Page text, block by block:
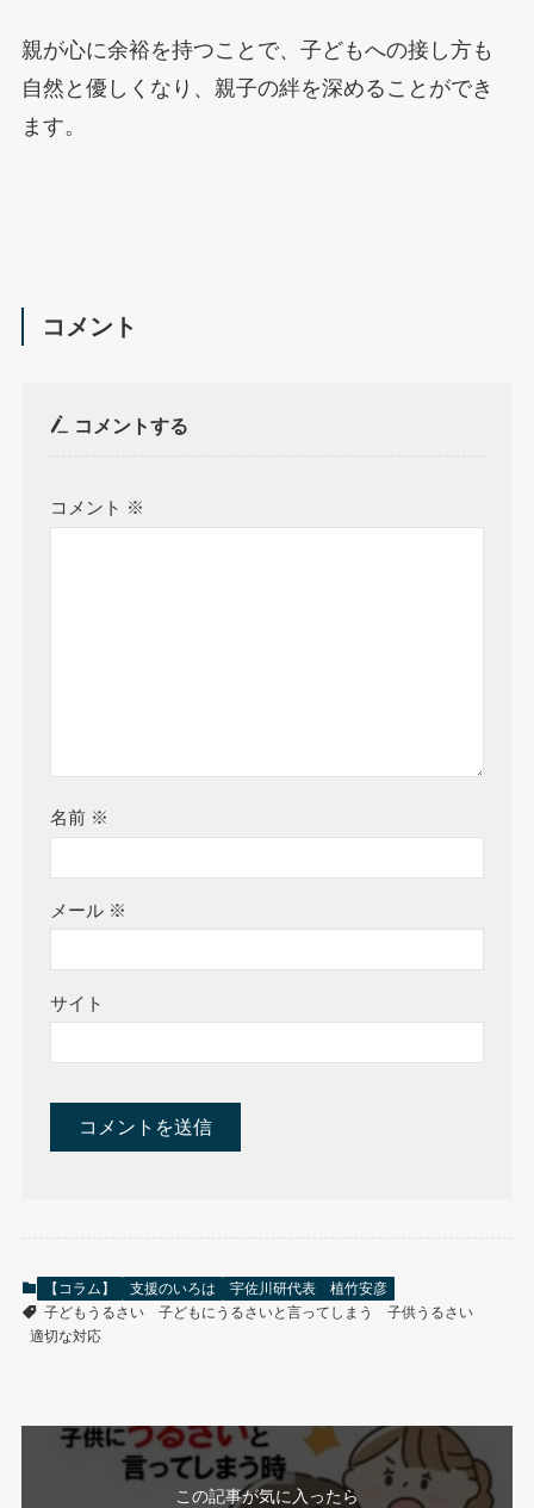
親が心に余裕を持つことで、子どもへの接し方も
自然と優しくなり、親子の絆を深めることができ
ます。
【コラム】 支援のいろは
宇佐川研代表 植竹安彦
子どもうるさい
子どもにうるさいと言ってしまう
子供うるさい
適切な対応
この記事が気に入ったら
コメント
コメントする
コメント ※
名前 ※
メール ※
サイト